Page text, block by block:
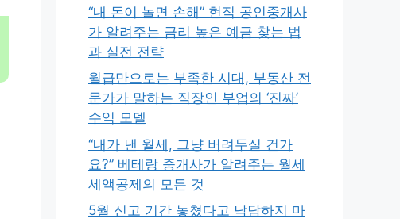
“내 돈이 놀면 손해” 현직 공인중개사
가 알려주는 금리 높은 예금 찾는 법
과 실전 전략
월급만으로는 부족한 시대, 부동산 전
문가가 말하는 직장인 부업의 ‘진짜’
수익 모델
“내가 낸 월세, 그냥 버려두실 건가
요?” 베테랑 중개사가 알려주는 월세
세액공제의 모든 것
5월 신고 기간 놓쳤다고 낙담하지 마